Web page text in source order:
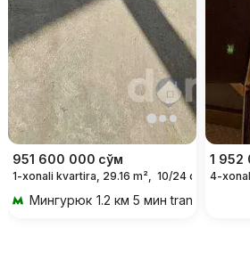
951 600 000 сўм
1-xonali kvartira, 29.16 m², 10/24 qavat
Мингурюк 1.2 км 5 мин transportda
1 952
4-